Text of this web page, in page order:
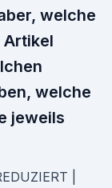
welche
Artikel
welche
jeweils
|